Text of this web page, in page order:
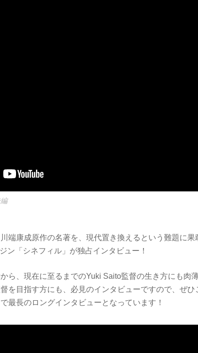
端康成原作の名著を、現代置き換えるという難題に
ン「シネフィル」が独占インタビュー！
ら、現在に至るまでのYuki Saito監督の生き方にも肉
を目指す方にも、必見のインタビューですので、ぜひ
最長のロングインタビューとなっています！